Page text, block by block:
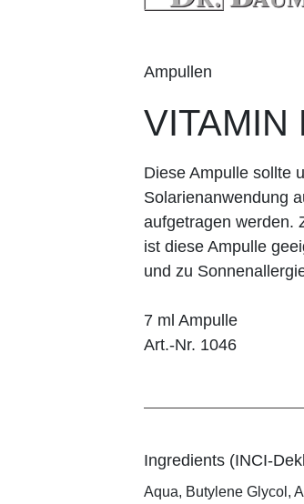
Ampullen
VITAMIN
Diese Ampulle sollte
Solarienanwendung
aufgetragen werden.
ist diese Ampulle
und zu
7 ml Ampulle
Art.-Nr. 1046
Ingredients (INCI-
Aqua, Butylene Glycol,